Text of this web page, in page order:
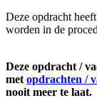
Deze opdracht
worden in de
Deze opdracht /
metopdrachten /
nooit meer te laat.